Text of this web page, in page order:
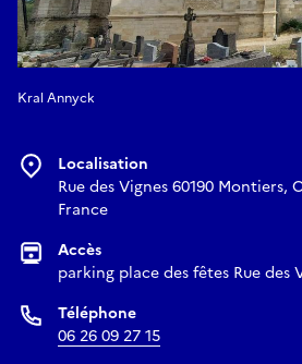
Kral Annyck
Localisation
Rue des Vignes 60190 Montiers,
France
Accès
parking place des fêtes Rue des
Téléphone
06 26 09 27 15